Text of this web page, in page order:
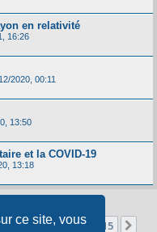
ce site, vous
en relativité
16:26
2020, 00:11
13:50
et la COVID-19
13:18
1sur15
1 2 3 4 5 … 15